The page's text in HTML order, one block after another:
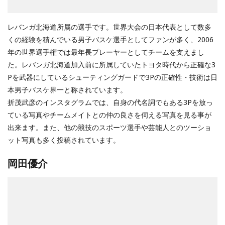
レバンガ北海道所属の選手です。世界大会の日本代表として数多
くの経験を積んでいる男子バスケ選手としてファンが多く、2006
年の世界選手権では最年長プレーヤーとしてチームを支えまし
た。レバンガ北海道加入前に所属していたトヨタ時代から正確な3
Pを武器にしているシューティングガードで3Pの正確性・技術は日
本男子バスケ界一と称されています。
折茂武彦のインスタグラムでは、自身の代名詞でもある3Pを放っ
ている写真やチームメイトとの仲の良さを伺える写真を見る事が
出来ます。また、他の競技のスポーツ選手や芸能人とのツーショ
ット写真も多く投稿されています。
岡田優介